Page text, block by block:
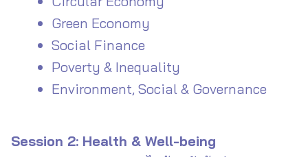
Green Economy
Social Finance
Poverty & Inequality
Environment, Social & Governance
Session 2: Health & Well-being